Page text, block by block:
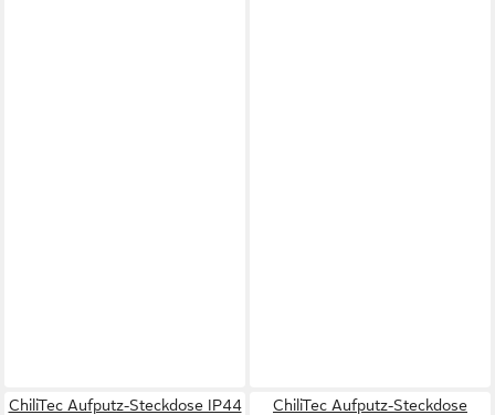
ChiliTec Aufputz-Steckdose IP44
ChiliTec Aufputz-Steckdose